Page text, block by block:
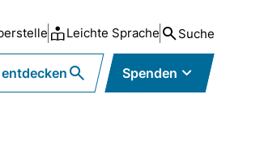
Leichte Sprache Suche
Spenden